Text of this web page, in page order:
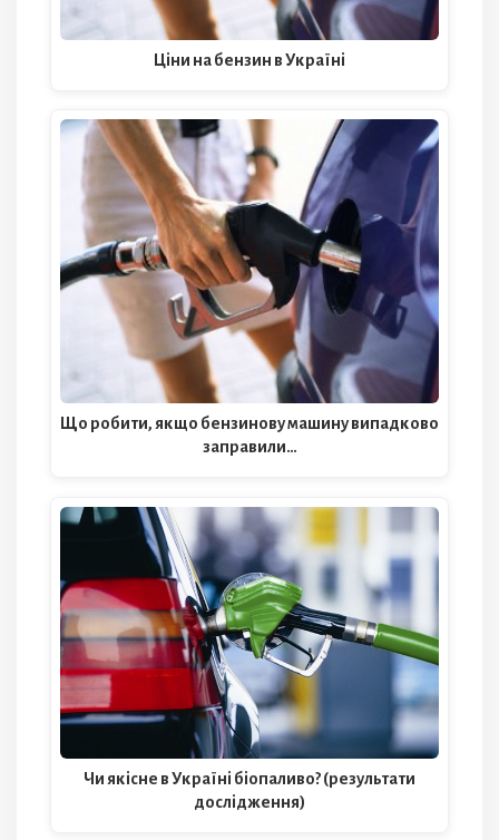
Ціни на бензин в Україні
Що робити, якщо бензинову машину випадково
заправили…
Чи якісне в Україні біопаливо? (результати
дослідження)